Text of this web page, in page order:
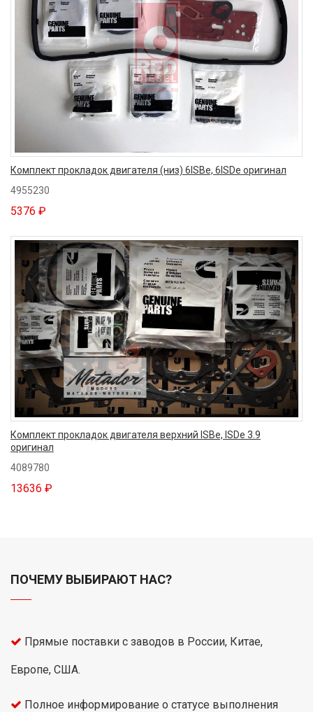
Комплект прокладок двигателя (низ) 6ISBe, 6ISDe оригинал
4955230
5376 ₽
Комплект прокладок двигателя верхний ISBe, ISDe 3.9
оригинал
4089780
13636 ₽
ПОЧЕМУ ВЫБИРАЮТ НАС?
Прямые поставки с заводов в России, Китае,
Европе, США.
Полное информирование о статусе выполнения